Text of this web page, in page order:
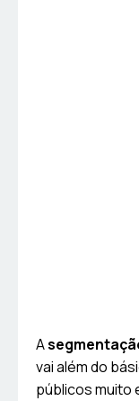
A
vai além do
públicos muito